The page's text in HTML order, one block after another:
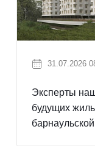
31.07.2026
Эксперты
будущих